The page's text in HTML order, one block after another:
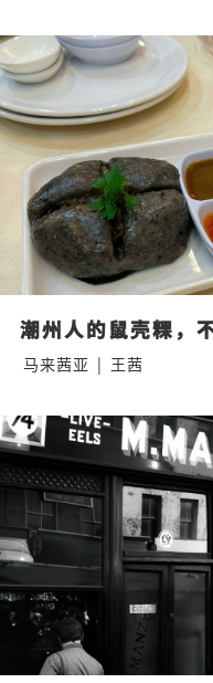
潮州人的鼠壳粿，
马来茜亚 | 王茜